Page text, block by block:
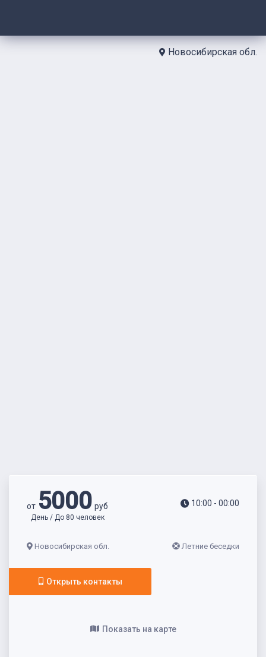
Новосибирская обл.
от 5000руб
День / До 80 человек
10:00 - 00:00
Новосибирская обл. Летние беседки
Открыть контакты
Показать на карте